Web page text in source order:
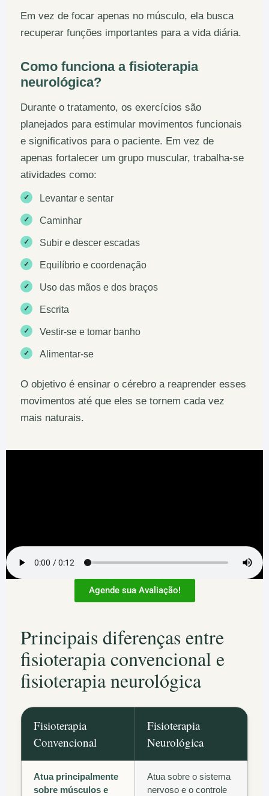
Em vez de focar apenas no músculo, ela busca
recuperar funções importantes para a vida diária.
Como funciona a fisioterapia
neurológica?
Durante o tratamento, os exercícios são
planejados para estimular movimentos funcionais
e significativos para o paciente. Em vez de
apenas fortalecer um grupo muscular, trabalha-se
atividades como:
✓ Levantar e sentar
✓ Caminhar
✓ Subir e descer escadas
✓ Equilíbrio e coordenação
✓ Uso das mãos e dos braços
✓ Escrita
✓ Vestir-se e tomar banho
✓ Alimentar-se
O objetivo é ensinar o cérebro a reaprender esses
movimentos até que eles se tornem cada vez
mais naturais.
Agende sua Avaliação!
Principais diferenças entre
fisioterapia convencional e
fisioterapia neurológica
Fisioterapia
Convencional
Fisioterapia
Neurológica
Atua principalmente
sobre músculos e
Atua sobre o sistema
nervoso e o controle